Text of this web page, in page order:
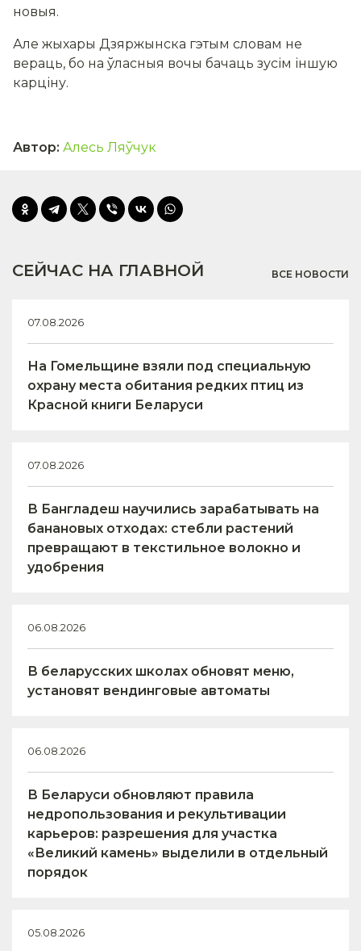
новыя.
Але жыхары Дзяржынска гэтым словам не
вераць, бо на ўласныя вочы бачаць зусім іншую
карціну.
Автор: Алесь Ляўчук
СЕЙЧАС НА ГЛАВНОЙ ВСЕ НОВОСТИ
07.08.2026
На Гомельщине взяли под специальную
охрану места обитания редких птиц из
Красной книги Беларуси
07.08.2026
В Бангладеш научились зарабатывать на
банановых отходах: стебли растений
превращают в текстильное волокно и
удобрения
06.08.2026
В беларусских школах обновят меню,
установят вендинговые автоматы
06.08.2026
В Беларуси обновляют правила
недропользования и рекультивации
карьеров: разрешения для участка
«Великий камень» выделили в отдельный
порядок
05.08.2026